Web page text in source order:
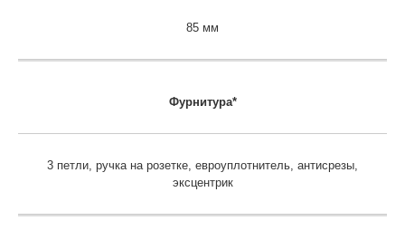
85 мм
Фурнитура*
3 петли, ручка на розетке, евроуплотнитель, антисрезы,
эксцентрик